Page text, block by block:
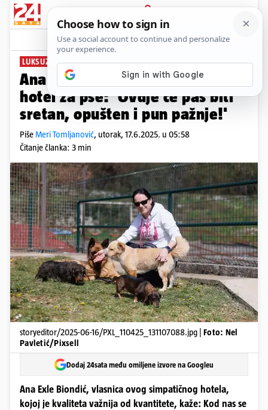
PRIJAVA
News Komentari
LUKSUZ ZA LJUBIMCE PLUS+
Ana je zbog ovčarke otvorila
hotel za pse: 'Ovdje će pas biti
sretan, opušten i pun pažnje!'
PišeMeri Tomljanović, utorak, 17.6.2025. u 05:58
Čitanje članka: 3 min
storyeditor/2025-06-16/PXL_110425_131107088.jpg | Foto: Nel
Pavletić/Pixsell
Dodaj 24sata među omiljene izvore na Googleu
Ana Exle Biondić, vlasnica ovog simpatičnog hotela,
kojoj je kvaliteta važnija od kvantitete, kaže: Kod nas se